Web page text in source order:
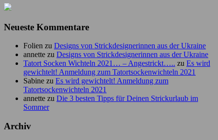
Neueste Kommentare
Folien zu Designs von Strickdesignerinnen aus der Ukraine
annette zu Designs von Strickdesignerinnen aus der Ukraine
Tatort Socken Wichteln 2021… – Angestrickt….. zu Es wird
gewichtelt! Anmeldung zum Tatortsockenwichteln 2021
Sabine zu Es wird gewichtelt! Anmeldung zum
Tatortsockenwichteln 2021
annette zu Die 3 besten Tipps für Deinen Strickurlaub im
Sommer
Archiv